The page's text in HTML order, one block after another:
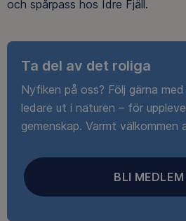
och spårpass hos Idre Fjäll.
Ta del av det roliga
Nyfiken på oss? Följ gärna
ledare ut i naturen – för
gemenskap. Varmt välkommen
BLI MEDLEM